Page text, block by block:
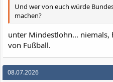
Und wer von euch würde
machen?
unter Mindestlohn... niemals,
von Fußball.
08.07.2026